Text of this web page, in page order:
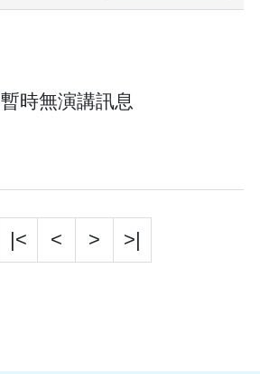
暫時無演講訊息
|< < > >|